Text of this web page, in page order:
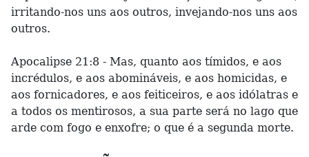
irritando-nos uns aos outros, invejando-nos uns aos
outros.
Apocalipse 21:8 - Mas, quanto aos tímidos, e aos
incrédulos, e aos abomináveis, e aos homicidas, e
aos fornicadores, e aos feiticeiros, e aos idólatras e
a todos os mentirosos, a sua parte será no lago que
arde com fogo e enxofre; o que é a segunda morte.